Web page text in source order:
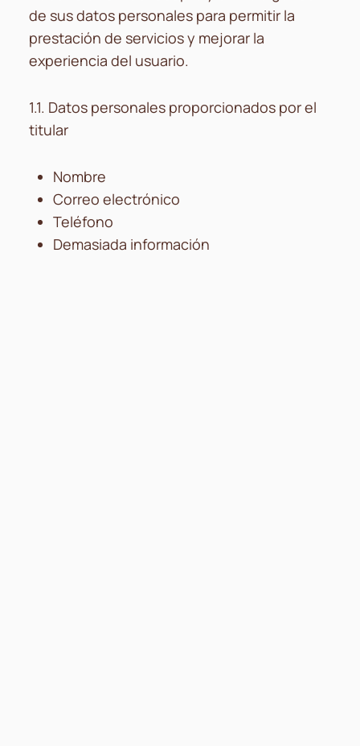
de sus datos personales para permitir la
prestación de servicios y mejorar la
experiencia del usuario.
1.1. Datos personales proporcionados por el
titular
Nombre
Correo electrónico
Teléfono
Demasiada información